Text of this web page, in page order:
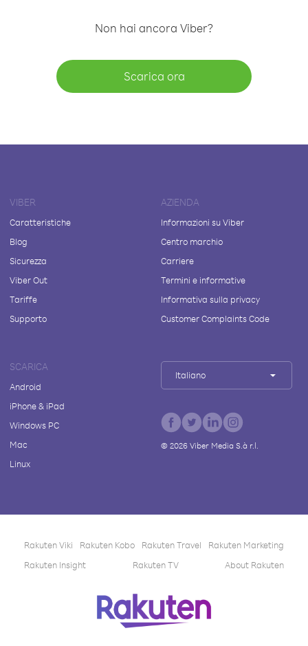
Non hai ancora Viber?
Scarica ora
VIBER
Caratteristiche
Blog
Sicurezza
Viber Out
Tariffe
Supporto
AZIENDA
Informazioni su Viber
Centro marchio
Carriere
Termini e informative
Informativa sulla privacy
Customer Complaints Code
SCARICA
Android
iPhone & iPad
Windows PC
Mac
Linux
Italiano
© 2026Viber Media S.à r.l.
Rakuten Viki Rakuten Kobo Rakuten Travel
Rakuten Marketing
Rakuten Insight
Rakuten TV About Rakuten